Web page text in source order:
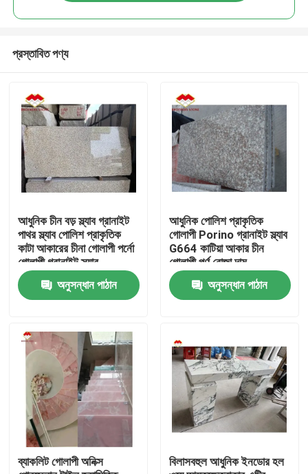
বাড়ি
আমাদের সম্পর্কে
পরিচিতি
প্রস্তাবিত পণ্য
আধুনিক চীন বড় স্ল্যাব গ্রানাইট
পাথর স্ল্যাব পোলিশ প্রাকৃতিক
কাটা আকারের চীনা গোলাপী পর্নো
গোলাপী গ্রানাইট স্ল্যাব
অনুসন্ধান পাঠান
আধুনিক পোলিশ প্রাকৃতিক
গোলাপী Porino গ্রানাইট স্ল্যাব
G664 কাটিয়া আকার চীন
গোলাপী পর্ণ রোজা দাম
অনুসন্ধান পাঠান
ব্যাকলিট গোলাপী অনিক্স
বিলাসবহুল আধুনিক ইনডোর হল